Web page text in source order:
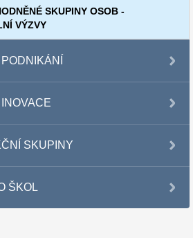
SKUPINY OSOB -
VÝZVY
SKUPINY
ŠKOL